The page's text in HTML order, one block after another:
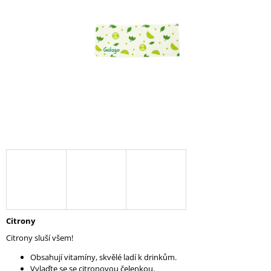
Citrony
Citrony sluší všem!
Obsahují vitamíny, skvělé ladí k drinkům.
Vylaďte se se citronovou čelenkou.
P
O
R